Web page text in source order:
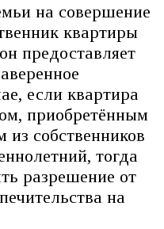
на совершение
квартиры
предоставляет
если квартира
приобретённым
из собственников
тогда
разрешение от
на